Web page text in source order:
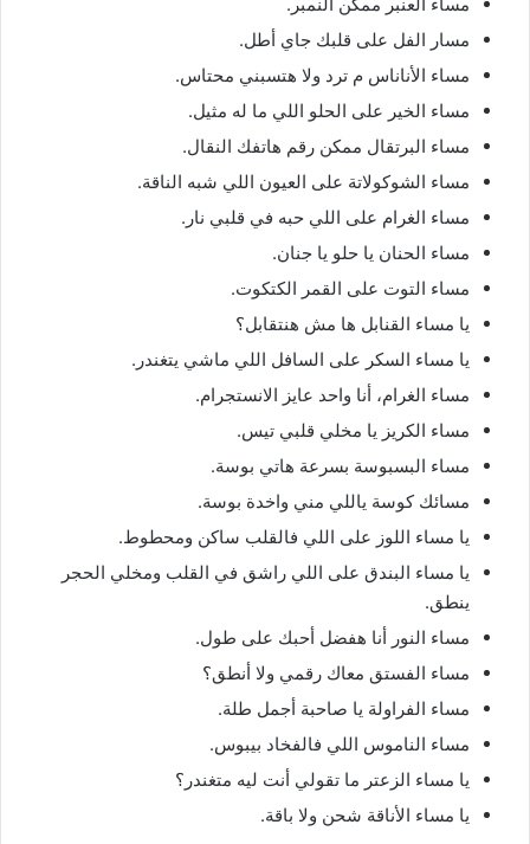
مسار الفل على قلبك جاي أطل.
مساء الأناناس م ترد ولا هتسبني محتاس.
مساء الخير على الحلو اللي ما له مثيل.
مساء البرتقال ممكن رقم هاتفك النقال.
مساء الشوكولاتة على العيون اللي شبه الناقة.
مساء الغرام على اللي حبه في قلبي نار.
مساء الحنان يا حلو يا جنان.
مساء التوت على القمر الكتكوت.
يا مساء القنابل ها مش هنتقابل؟
يا مساء السكر على السافل اللي ماشي يتغندر.
مساء الغرام، أنا واحد عايز الانستجرام.
مساء الكريز يا مخلي قلبي تيس.
مساء البسبوسة بسرعة هاتي بوسة.
مسائك كوسة ياللي مني واخدة بوسة.
يا مساء اللوز على اللي فالقلب ساكن ومحطوط.
يا مساء البندق على اللي راشق في القلب ومخلي الحجر
ينطق.
مساء النور أنا هفضل أحبك على طول.
مساء الفستق معاك رقمي ولا أنطق؟
مساء الفراولة يا صاحبة أجمل طلة.
مساء الناموس اللي فالفخاد بيبوس.
يا مساء الزعتر ما تقولي أنت ليه متغندر؟
يا مساء الأناقة شحن ولا باقة.